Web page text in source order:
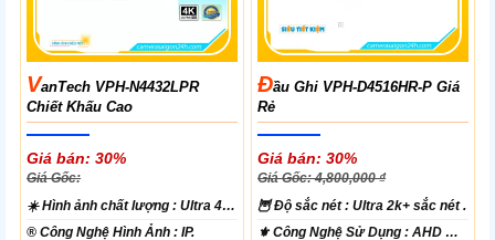
VAnTech VPH-N4432LPR
Chiết Khấu Cao
Giá bán: 30%
Giá Gốc:
☀️ Hình ảnh chất lượng :Ultra 4k
👍🏾 .
®️ Công Nghệ Hình Ảnh :IP.
ĐẦu Ghi VPH-D4516HR-P Giá
Rẻ
Giá bán: 30%
Giá Gốc: 4,800,000 ₫
🦉 Độ sắc nét :Ultra 2k+ sắc nét .
⚜️ Công Nghệ Sử Dụng :AHD CVI